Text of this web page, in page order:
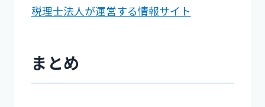
税理士法人が運営する情報サイト
まとめ